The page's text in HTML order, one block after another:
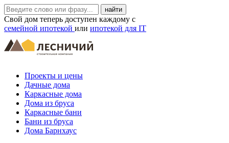
Свой дом теперь доступен каждому с
семейной ипотекой или ипотекой для IT
Проекты и цены
Дачные дома
Каркасные дома
Дома из бруса
Каркасные бани
Бани из бруса
Дома Барнхаус